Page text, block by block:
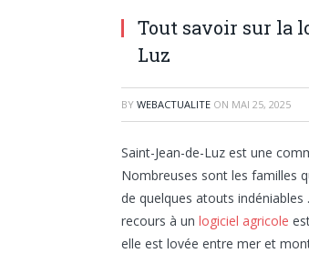
Tout savoir sur la
Luz
BY WEBACTUALITE ON MAI 25, 2025
Saint-Jean-de-Luz est une
Nombreuses sont les familles
de quelques atouts
recours à un logiciel agricole
elle est lovée entre mer et